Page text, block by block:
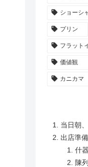
ショーシ
プリン
フラット
価値観
カニカマ
当日朝
出店準
什
陳